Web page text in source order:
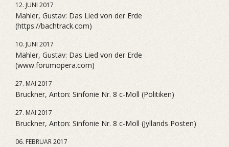
12. JUNI 2017
Mahler, Gustav: Das Lied von der Erde
(https://bachtrack.com)
10. JUNI 2017
Mahler, Gustav: Das Lied von der Erde
(www.forumopera.com)
27. MAI 2017
Bruckner, Anton: Sinfonie Nr. 8 c-Moll (Politiken)
27. MAI 2017
Bruckner, Anton: Sinfonie Nr. 8 c-Moll (Jyllands Posten)
06. FEBRUAR 2017